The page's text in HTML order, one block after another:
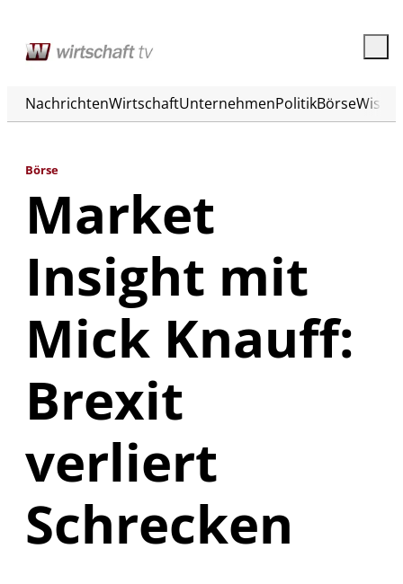
NachrichtenWirtschaftUnternehmenPolitikBörse
Börse
Market
Insight mit
Mick Knauff:
Brexit
verliert
Schrecken